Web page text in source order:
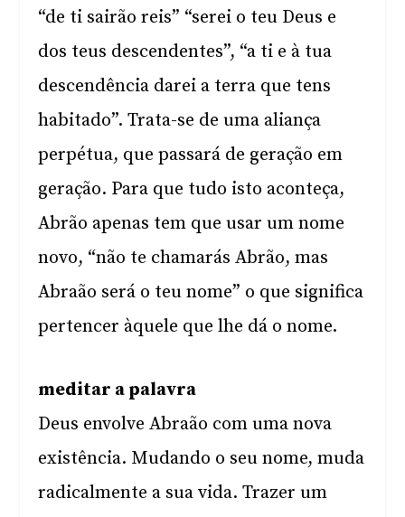
“de ti sairão reis” “serei o teu Deus e
dos teus descendentes”, “a ti e à tua
descendência darei a terra que tens
habitado”. Trata-se de uma aliança
perpétua, que passará de geração em
geração. Para que tudo isto aconteça,
Abrão apenas tem que usar um nome
novo, “não te chamarás Abrão, mas
Abraão será o teu nome” o que significa
pertencer àquele que lhe dá o nome.
meditar a palavra
Deus envolve Abraão com uma nova
existência. Mudando o seu nome, muda
radicalmente a sua vida. Trazer um